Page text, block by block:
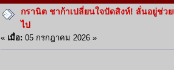
กรานิต ชาก้าเปลี่ยนใจปัดสิงห์! ลั่นอยู่ช่ว
ไป
« เมื่อ: 05 กรกฎาคม 2026 »